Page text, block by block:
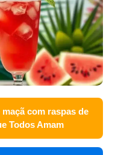
com raspas de
Todos Amam